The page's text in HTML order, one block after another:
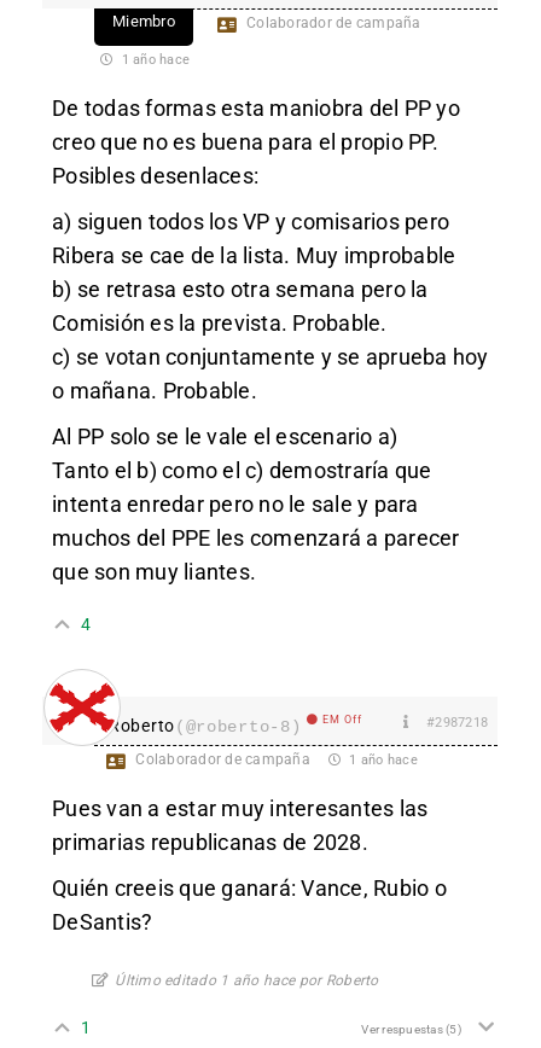
Miembro Colaborador de campaña
1 año hace
De todas formas esta maniobra del PP yo
creo que no es buena para el propio PP.
Posibles desenlaces:
a) siguen todos los VP y comisarios pero
Ribera se cae de la lista. Muy improbable
b) se retrasa esto otra semana pero la
Comisión es la prevista. Probable.
c) se votan conjuntamente y se aprueba hoy
o mañana. Probable.
Al PP solo se le vale el escenario a)
Tanto el b) como el c) demostraría que
intenta enredar pero no le sale y para
muchos del PPE les comenzará a parecer
que son muy liantes.
4
Roberto(@roberto-8) EM Off #2987218
Colaborador de campaña 1 año hace
Pues van a estar muy interesantes las
primarias republicanas de 2028.
Quién creeis que ganará: Vance, Rubio o
DeSantis?
Último editado 1 año hace por Roberto
1 Ver respuestas(5)